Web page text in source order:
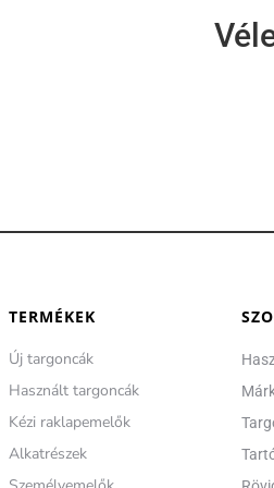
TERMÉKEK
Új targoncák
Használt targoncák
Kézi raklapemelők
Alkatrészek